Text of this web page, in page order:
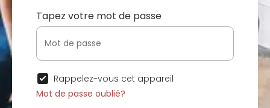
Tapez votre mot de passe
Rappelez-vous cet appareil
Mot de passe oublié?